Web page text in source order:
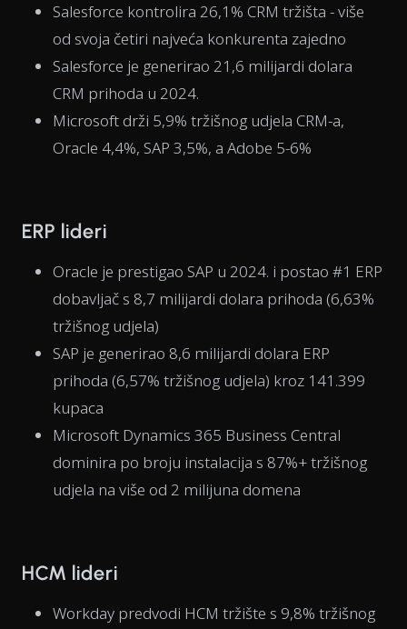
Salesforce kontrolira 26,1% CRM tržišta - više
od svoja četiri najveća konkurenta zajedno
Salesforce je generirao 21,6 milijardi dolara
CRM prihoda u 2024.
Microsoft drži 5,9% tržišnog udjela CRM-a,
Oracle 4,4%, SAP 3,5%, a Adobe 5-6%
ERP lideri
Oracle je prestigao SAP u 2024. i postao #1 ERP
dobavljač s 8,7 milijardi dolara prihoda (6,63%
tržišnog udjela)
SAP je generirao 8,6 milijardi dolara ERP
prihoda (6,57% tržišnog udjela) kroz 141.399
kupaca
Microsoft Dynamics 365 Business Central
dominira po broju instalacija s 87%+ tržišnog
udjela na više od 2 milijuna domena
HCM lideri
Workday predvodi HCM tržište s 9,8% tržišnog